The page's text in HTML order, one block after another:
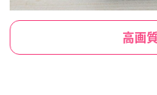
高画